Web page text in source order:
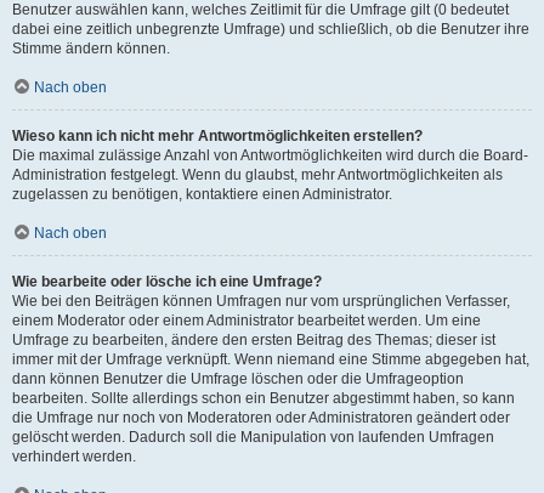
Benutzer auswählen kann, welches Zeitlimit für die Umfrage gilt (0 bedeutet
dabei eine zeitlich unbegrenzte Umfrage) und schließlich, ob die Benutzer ihre
Stimme ändern können.
Nach oben
Wieso kann ich nicht mehr Antwortmöglichkeiten erstellen?
Die maximal zulässige Anzahl von Antwortmöglichkeiten wird durch die Board-
Administration festgelegt. Wenn du glaubst, mehr Antwortmöglichkeiten als
zugelassen zu benötigen, kontaktiere einen Administrator.
Nach oben
Wie bearbeite oder lösche ich eine Umfrage?
Wie bei den Beiträgen können Umfragen nur vom ursprünglichen Verfasser,
einem Moderator oder einem Administrator bearbeitet werden. Um eine
Umfrage zu bearbeiten, ändere den ersten Beitrag des Themas; dieser ist
immer mit der Umfrage verknüpft. Wenn niemand eine Stimme abgegeben hat,
dann können Benutzer die Umfrage löschen oder die Umfrageoption
bearbeiten. Sollte allerdings schon ein Benutzer abgestimmt haben, so kann
die Umfrage nur noch von Moderatoren oder Administratoren geändert oder
gelöscht werden. Dadurch soll die Manipulation von laufenden Umfragen
verhindert werden.